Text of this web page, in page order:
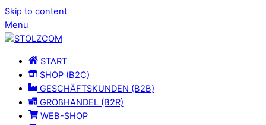
Skip to content
Menu
START
SHOP (B2C)
GESCHÄFTSKUNDEN (B2B)
GROßHANDEL (B2R)
WEB-SHOP